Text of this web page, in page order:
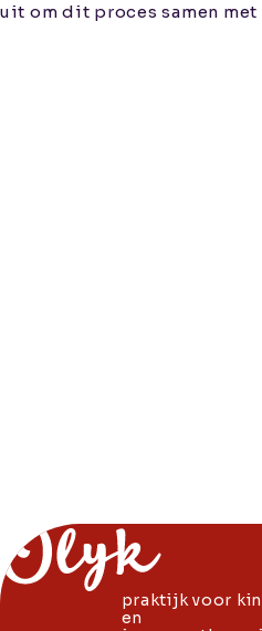
uit om dit proces samen
praktijk voor
en